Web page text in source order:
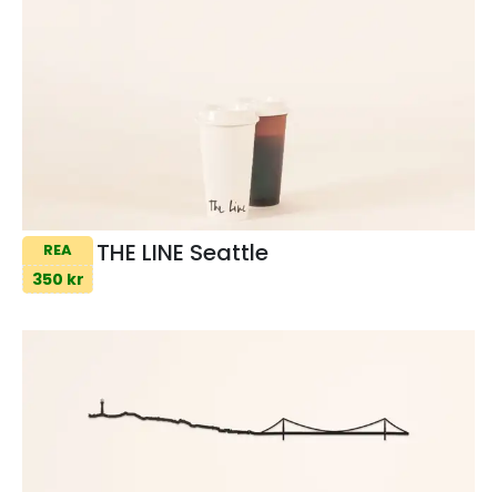
REA
350 kr
THE LINE Seattle